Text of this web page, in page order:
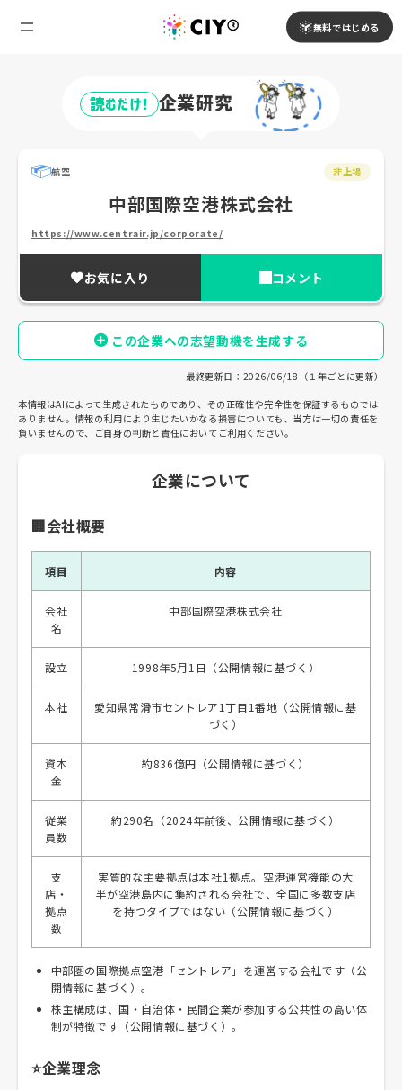
無料ではじめる
読むだけ! 企業研究
航空 非上場
中部国際空港株式会社
https://www.centrair.jp/corporate/
お気に入り コメント
この企業への志望動機を生成する
最終更新日：2026/06/18（１年ごとに更新）
本情報はAIによって生成されたものであり、その正確性や完全性を保証するものでは
ありません。情報の利用により生じたいかなる損害についても、当方は一切の責任を
負いませんので、ご自身の判断と責任においてご利用ください。
企業について
🏢会社概要
項目 内容
会社
名
中部国際空港株式会社
設立 1998年5月1日（公開情報に基づく）
本社
愛知県常滑市セントレア1丁目1番地（公開情報に基
づく）
資本
金
約836億円（公開情報に基づく）
従業
員数
約290名（2024年前後、公開情報に基づく）
支
店・
拠点
数
実質的な主要拠点は本社1拠点。空港運営機能の大
半が空港島内に集約される会社で、全国に多数支店
を持つタイプではない（公開情報に基づく）
中部圏の国際拠点空港「セントレア」を運営する会社です（公
開情報に基づく）。
株主構成は、国・自治体・民間企業が参加する公共性の高い体
制が特徴です（公開情報に基づく）。
⭐企業理念